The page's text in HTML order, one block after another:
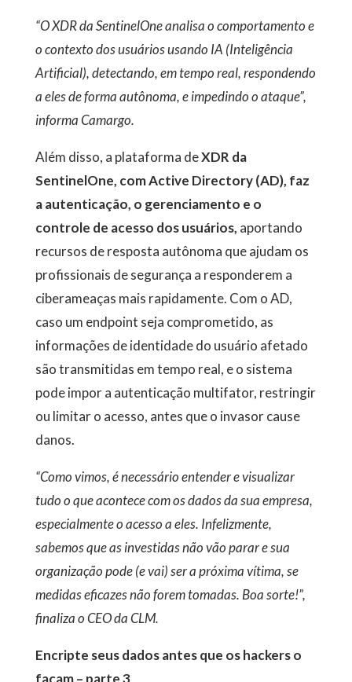
“O XDR da SentinelOne analisa o comportamento e
o contexto dos usuários usando IA (Inteligência
Artificial), detectando, em tempo real, respondendo
a eles de forma autônoma, e impedindo o ataque”,
informa Camargo.
Além disso, a plataforma deXDR da
SentinelOne, com Active Directory (AD), faz
a autenticação, o gerenciamento e o
controle de acesso dos usuários, aportando
recursos de resposta autônoma que ajudam os
profissionais de segurança a responderem a
ciberameaças mais rapidamente. Com o AD,
caso um endpoint seja comprometido, as
informações de identidade do usuário afetado
são transmitidas em tempo real, e o sistema
pode impor a autenticação multifator, restringir
ou limitar o acesso, antes que o invasor cause
danos.
“Como vimos, é necessário entender e visualizar
tudo o que acontece com os dados da sua empresa,
especialmente o acesso a eles. Infelizmente,
sabemos que as investidas não vão parar e sua
organização pode (e vai) ser a próxima vítima, se
medidas eficazes não forem tomadas. Boa sorte!”,
finaliza o CEO da CLM.
Encripte seus dados antes que os hackers o
façam – parte 3